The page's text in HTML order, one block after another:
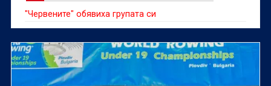
"Червените" обявиха групата си